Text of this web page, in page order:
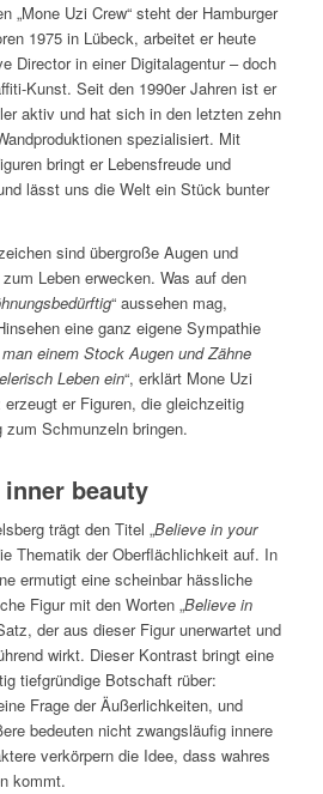
„Mone Uzi Crew“ steht der Hamburger
1975 in Lübeck, arbeitet er heute
Director in einer Digitalagentur – doch
Kunst. Seit den 1990er Jahren ist er
aktiv und hat sich in den letzten zehn
spezialisiert. Mit
bringt er Lebensfreude und
lässt uns die Welt ein Stück bunter
sind übergroße Augen und
Leben erwecken. Was auf den
“ aussehen mag,
eine ganz eigene Sympathie
einem Stock Augen und Zähne
Leben ein“, erklärt Mone Uzi
er Figuren, die gleichzeitig
Schmunzeln bringen.
beauty
trägt den Titel „Believe in your
Thematik der Oberflächlichkeit auf. In
ermutigt eine scheinbar hässliche
Figur mit den Worten „Believe in
der aus dieser Figur unerwartet und
wirkt. Dieser Kontrast bringt eine
tiefgründige Botschaft rüber:
Frage der Äußerlichkeiten, und
bedeuten nicht zwangsläufig innere
verkörpern die Idee, dass wahres
kommt.